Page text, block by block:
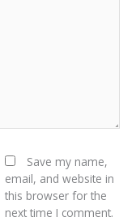
Save my name,
email, and website in
this browser for the
next time I comment.